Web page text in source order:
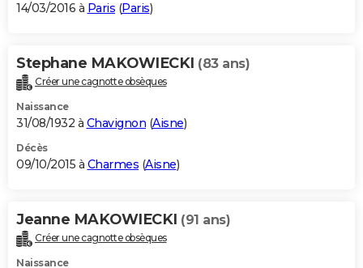
14/03/2016 à Paris (Paris)
Stephane MAKOWIECKI (83 ans)
Créer une cagnotte obsèques
Naissance
31/08/1932 à Chavignon (Aisne)
Décès
09/10/2015 à Charmes (Aisne)
Jeanne MAKOWIECKI (91 ans)
Créer une cagnotte obsèques
Naissance